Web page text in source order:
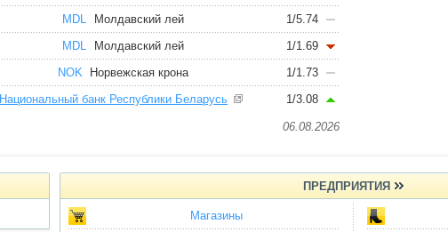
1/5.74
MDL
Молдавский лей
1/1.69
MDL
Молдавский лей
1/1.73
NOK
Норвежская крона
1/3.08
Национальный банк Республики Беларусь
06.08.2026
ПРЕДПРИЯТИЯ
Магазины